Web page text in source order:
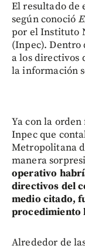
El resultado de
según conoció
por el Instituto
(Inpec).
a los directivos
la información
Ya con la
Inpec que
Metropolitana
manera
operativo
directivos del
medio citado,
procedimiento
Alrededor de